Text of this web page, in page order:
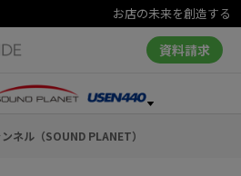
お店の未来を創造する
資料請求
ネル（SOUND PLANET）